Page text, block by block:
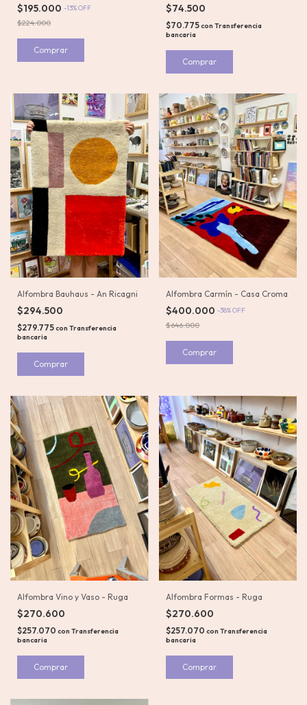
$195.000 -13%OFF
$224.000
$74.500
$70.775con Transferencia
bancaria
Alfombra Bauhaus - An Ricagni
$294.500
$279.775con Transferencia
bancaria
Alfombra Carmín - Casa Croma
$400.000 -38%OFF
$646.000
Alfombra Vino y Vaso - Ruga
$270.600
$257.070 con Transferencia
bancaria
Alfombra Formas - Ruga
$270.600
$257.070 con Transferencia
bancaria